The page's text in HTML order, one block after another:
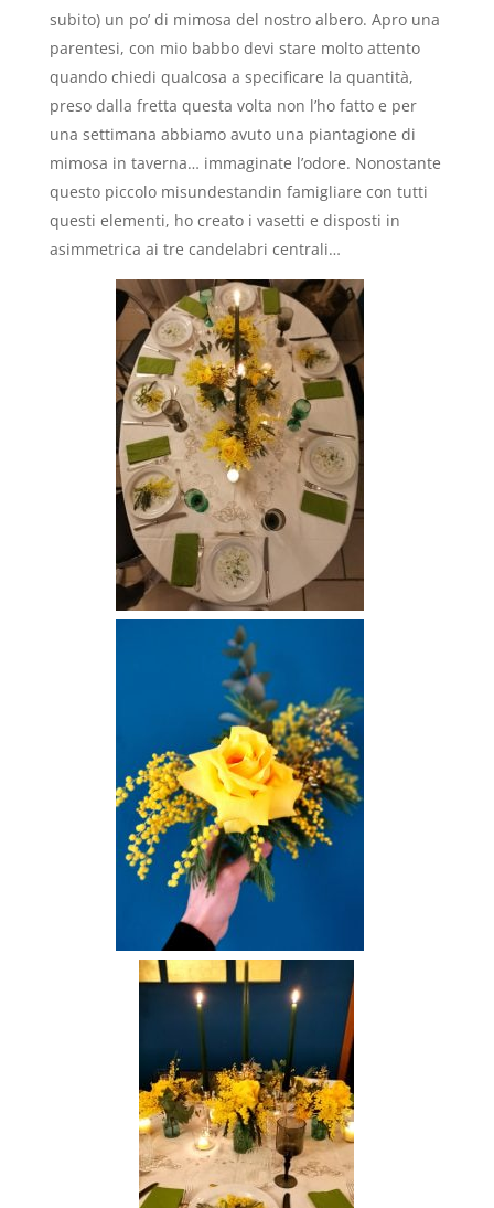
subito) un po’ di mimosa del nostro albero. Apro una
parentesi, con mio babbo devi stare molto attento
quando chiedi qualcosa a specificare la quantità,
preso dalla fretta questa volta non l’ho fatto e per
una settimana abbiamo avuto una piantagione di
mimosa in taverna… immaginate l’odore. Nonostante
questo piccolo misundestandin famigliare con tutti
questi elementi, ho creato i vasetti e disposti in
asimmetrica ai tre candelabri centrali…